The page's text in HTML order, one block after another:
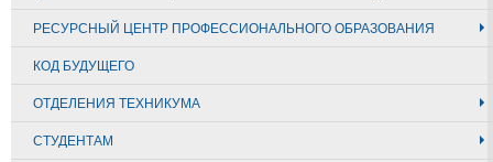
РЕСУРСНЫЙ ЦЕНТР ПРОФЕССИОНАЛЬНОГО ОБРАЗОВАНИЯ
КОД БУДУЩЕГО
ОТДЕЛЕНИЯ ТЕХНИКУМА
СТУДЕНТАМ